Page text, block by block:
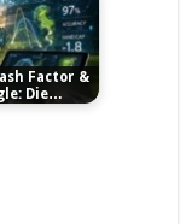
Factor &
Die…